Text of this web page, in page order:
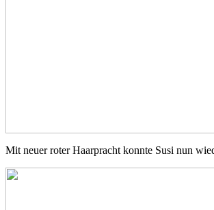
Mit neuer roter Haarpracht konnte Susi nun